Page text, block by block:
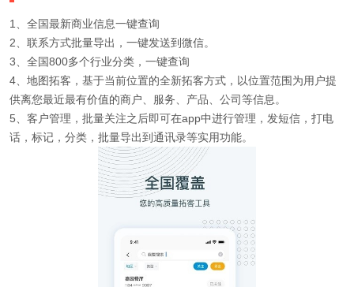
1、全国最新商业信息一键查询
2、联系方式批量导出，一键发送到微信。
3、全国800多个行业分类，一键查询
4、地图拓客，基于当前位置的全新拓客方式，以位置范围为用户提
供离您最近最有价值的商户、服务、产品、公司等信息。
5、客户管理，批量关注之后即可在app中进行管理，发短信，打电
话，标记，分类，批量导出到通讯录等实用功能。